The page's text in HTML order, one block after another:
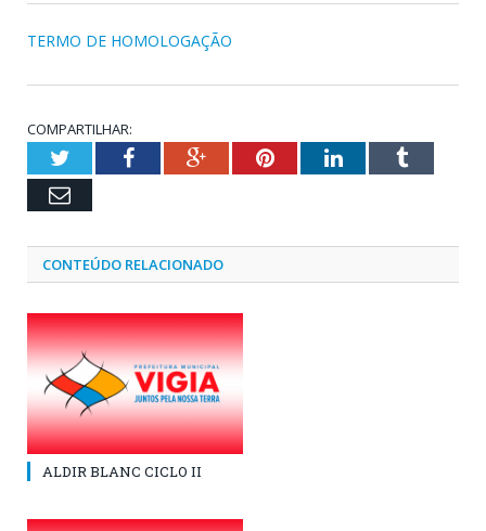
TERMO DE HOMOLOGAÇÃO
COMPARTILHAR:
TwitterFacebookGoogle+PinterestLinkedInTumblr
Email
CONTEÚDO RELACIONADO
ALDIR BLANC CICLO II